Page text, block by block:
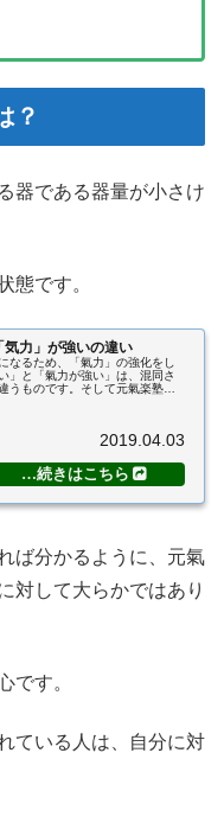
？
器である器量が小さけ
態です。
気力」が強いの違い
なるため、「氣力」の強化をし
」と「氣力が強い」は、混同さ
うものです。そして元氣楽塾の
2019.04.03
ば分かるように、元氣
対して大らかではあり
です。
ている人は、自分に対